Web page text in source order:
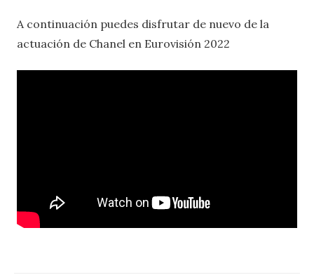
A continuación puedes disfrutar de nuevo de la
actuación de Chanel en Eurovisión 2022